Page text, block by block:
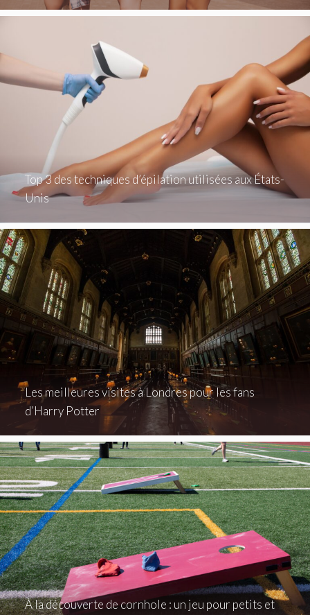
Top 3 des techniques d’épilation utilisées aux États-
Unis
Les meilleures visites à Londres pour les fans
d’Harry Potter
À la découverte de cornhole : un jeu pour petits et